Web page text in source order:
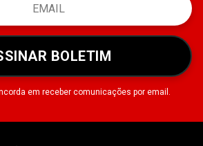
BOLETIM
em receber comunicações por email.